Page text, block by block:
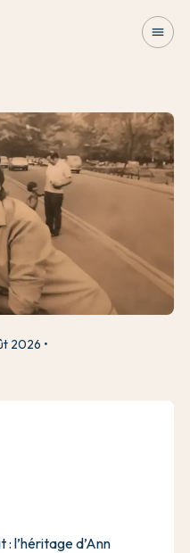
menu
2026
l’héritage d’Ann